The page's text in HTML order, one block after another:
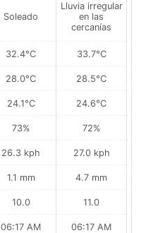
Soleado
32.4°C
28.0°C
24.1°C
73%
26.3 kph
1.1 mm
10.0
06:17 AM
Lluvia irregular
en las
cercanías
33.7°C
28.5°C
24.6°C
72%
27.0 kph
4.7 mm
11.0
06:17 AM